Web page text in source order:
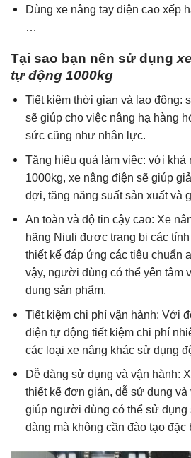
Dùng xe nâng tay điện cao xếp
…
Tại sao bạn nên sử dụng
tự động 1000kg
Tiết kiệm thời gian và lao động:
sẽ giúp cho việc nâng hạ hàng
sức cũng như nhân lực.
Tăng hiệu quả làm việc: với khả
1000kg, xe nâng điện sẽ giúp
đợi, tăng năng suất sản xuất và
An toàn và độ tin cậy cao: Xe
hãng Niuli được trang bị các
thiết kế đáp ứng các tiêu chuẩn
vậy, người dùng có thể yên tâm
dụng sản phẩm.
Tiết kiệm chi phí vận hành: Với
điện tự động tiết kiệm chi phí
các loại xe nâng khác sử dụng
Dễ dàng sử dụng và vận hành:
thiết kế đơn giản, dễ sử dụng
giúp người dùng có thể sử dụng
dàng mà không cần đào tạo đặc